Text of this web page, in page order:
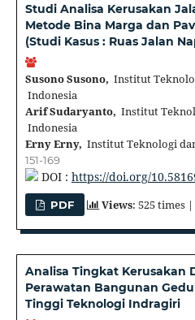
Studi Analisa Kerusakan
Metode Bina Marga dan
(Studi Kasus : Ruas Jalan
Susono Susono, Institut
Indonesia
Arif Sudaryanto, Institut
Indonesia
Erny Erny, Institut Teknologi
151-169
DOI : https://doi.org/
PDF Views: 525 times
Analisa Tingkat Kerusakan
Perawatan Bangunan
Tinggi Teknologi Indragiri